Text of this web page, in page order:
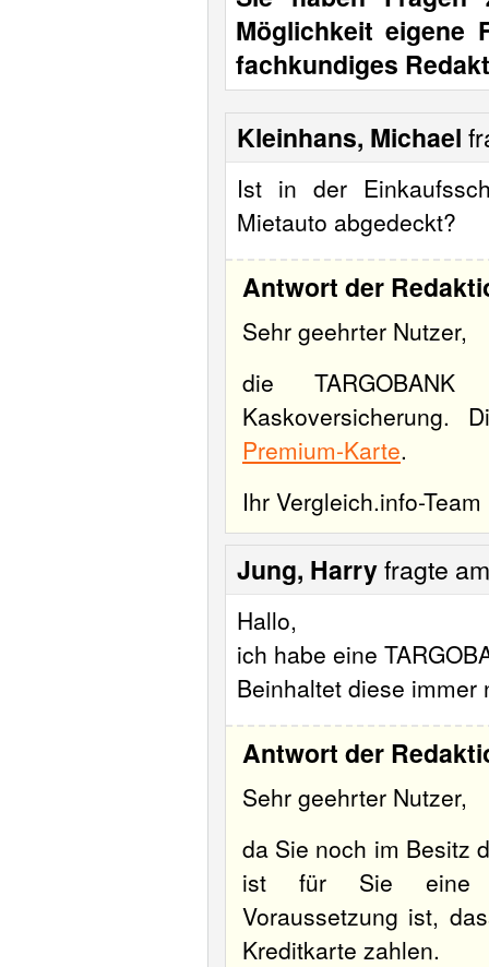
Möglichkeit eigene
fachkundiges
Kleinhans, Michael
Ist in der
Mietauto abgedeckt?
Antwort der
Sehr geehrter Nutzer,
die
Premium-Karte.
Ihr Vergleich.info-Team
Jung, Harryfragte
Hallo,
ich habe eine
Beinhaltet diese
Antwort der
Sehr geehrter Nutzer,
da Sie noch im Besitz
ist für Sie eine
Voraussetzung ist,
Kreditkarte zahlen.